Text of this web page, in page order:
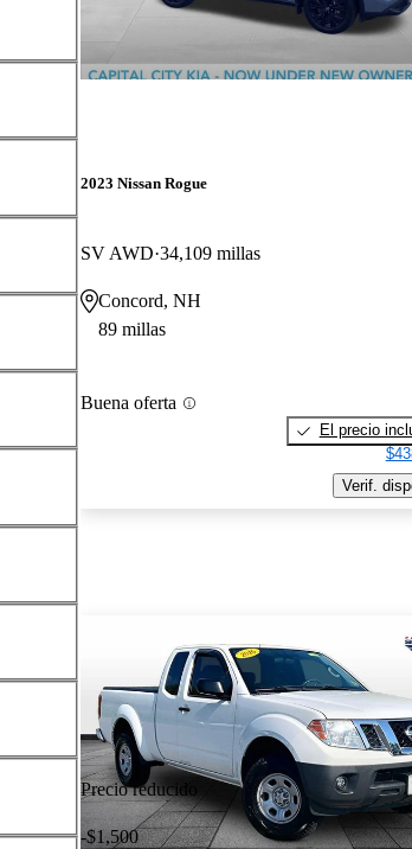
2023 Nissan Rogue
SV AWD 34,109 millas
Concord, NH
89 millas
Buena oferta
El precio
Verif.
Precio reducido
-$1,500